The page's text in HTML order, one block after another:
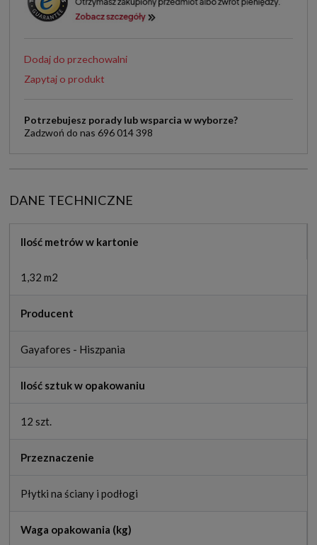
produkt pojawił się w sprzedaży.
Dodaj do przechowalni
Zapytaj o produkt
Potrzebujesz porady lub wsparcia w wyborze?
Zadzwoń do nas 696 014 398
DANE TECHNICZNE
Ilość metrów w kartonie
1,32 m2
Producent
Gayafores - Hiszpania
Ilość sztuk w opakowaniu
12 szt.
Przeznaczenie
Płytki na ściany i podłogi
Waga opakowania (kg)